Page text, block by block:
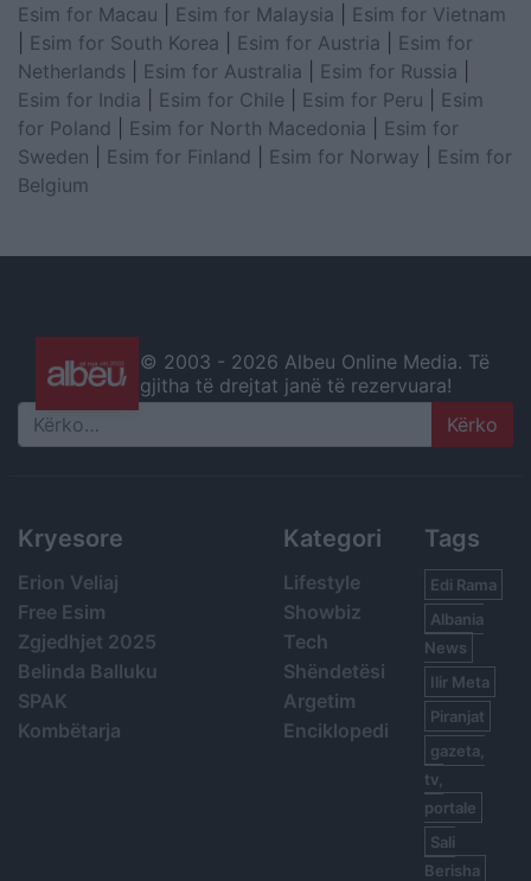
Esim for Macau
Esim for Malaysia
Esim for Vietnam
Esim for South Korea Esim for Austria
Esim for
Netherlands
Esim for Australia Esim for Russia
Esim for India
Esim for Chile Esim for Peru
Esim
for Poland
Esim for North Macedonia
Esim for
Sweden
Esim for Finland Esim for Norway
Esim for
Belgium
© 2003 - 2026 Albeu Online Media. Të
gjitha të drejtat janë të rezervuara!
Search
Kryesore
Erion Veliaj
Free Esim
Zgjedhjet 2025
Belinda Balluku
SPAK
Kombëtarja
Kategori
Lifestyle
Showbiz
Tech
Shëndetësi
Argetim
Enciklopedi
Tags
Edi Rama
Albania
News
Ilir Meta
Piranjat
gazeta,
tv,
portale
Sali
Berisha